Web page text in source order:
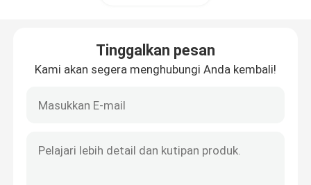
Tinggalkan pesan
Kami akan segera menghubungi Anda kembali!